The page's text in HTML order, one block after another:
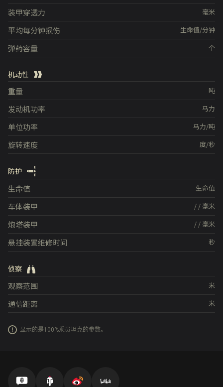
毫米
装甲穿透力
生命值/分钟
平均每分钟损伤
个
弹药容量
机动性
吨
重量
马力
发动机功率
马力/吨
单位功率
度/秒
旋转速度
防护
生命值
生命值
/ / 毫米
车体装甲
/ / 毫米
炮塔装甲
秒
悬挂装置维修时间
侦察
米
观察范围
米
通信距离
显示的是100%乘员坦克的参数。